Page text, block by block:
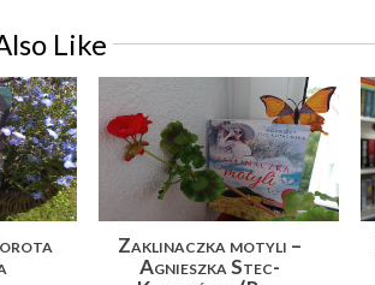
Like
Zaklinaczka motyli –
Agnieszka Stec-